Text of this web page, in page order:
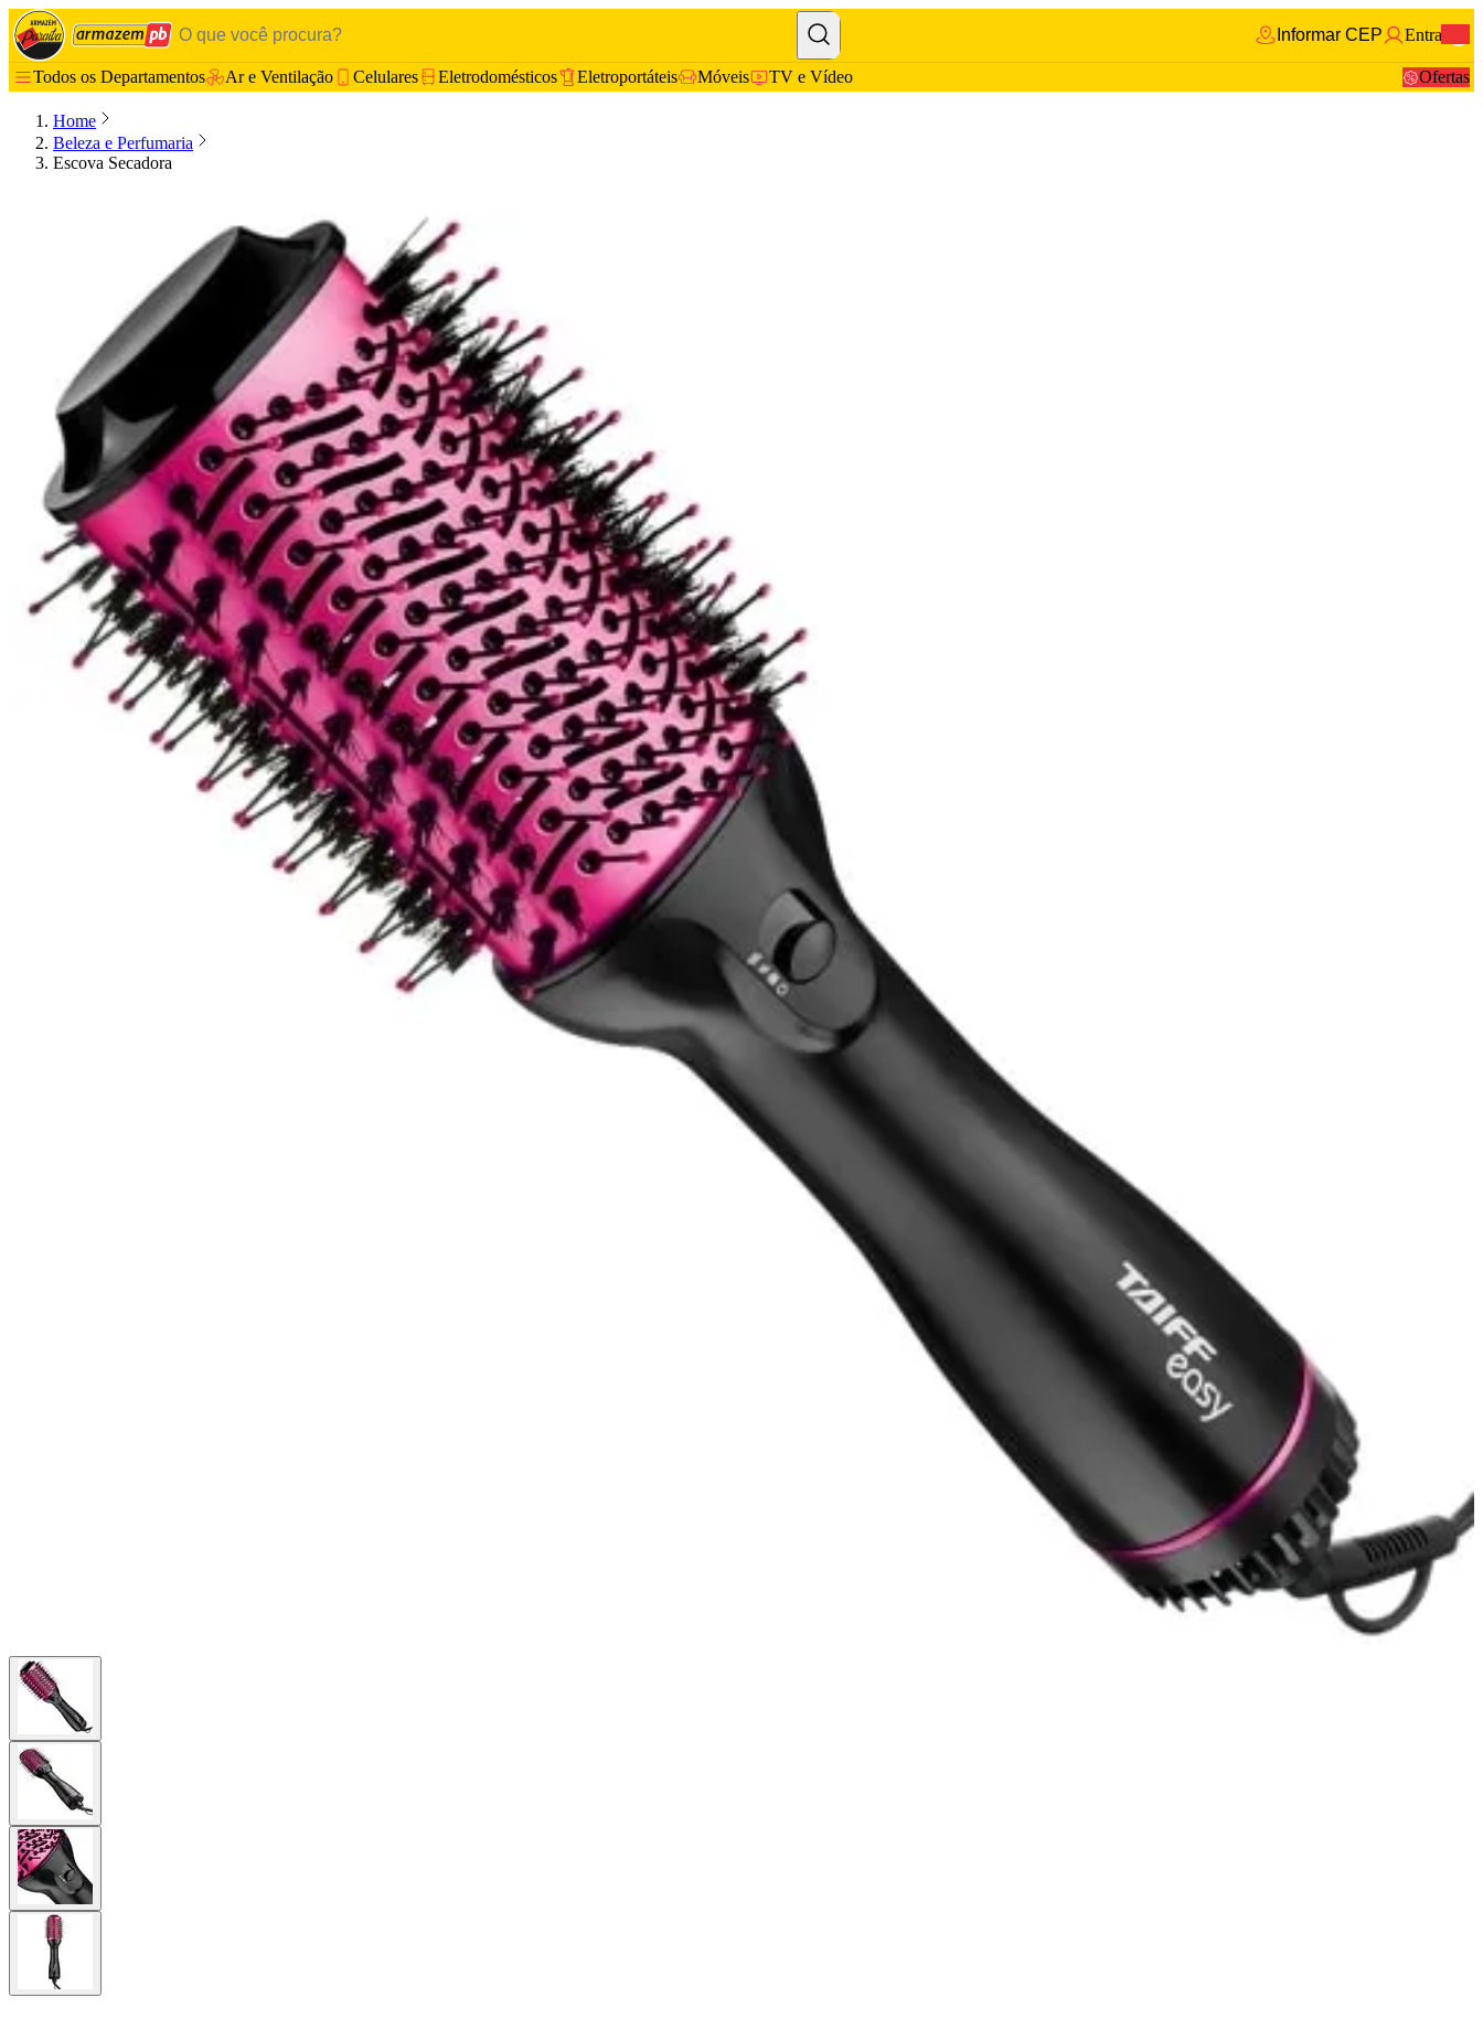
Informar CEP Entrar
Todos os Departamentos Ar e Ventilação Celulares Eletrodomésticos Eletroportáteis Móveis TV e Vídeo Ofertas
Home
Beleza e Perfumaria
Escova Secadora